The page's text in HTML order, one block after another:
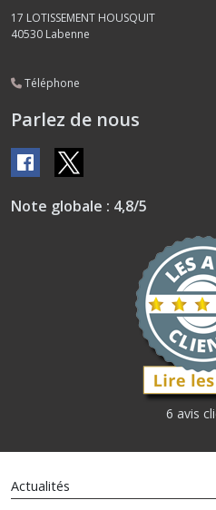
17 LOTISSEMENT HOUSQUIT
40530 Labenne
Téléphone
Parlez de nous
Note globale : 4,8/5
6 avis
Actualités